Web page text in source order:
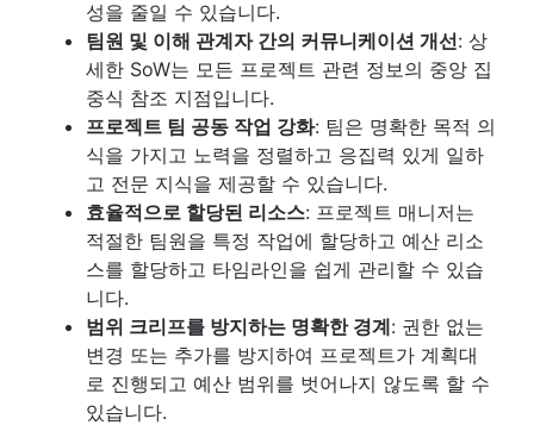
성을 줄일 수 있습니다.
팀원 및 이해 관계자 간의 커뮤니케이션 개선: 상
세한 SoW는 모든 프로젝트 관련 정보의 중앙 집
중식 참조 지점입니다.
프로젝트 팀 공동 작업 강화: 팀은 명확한 목적 의
식을 가지고 노력을 정렬하고 응집력 있게 일하
고 전문 지식을 제공할 수 있습니다.
효율적으로 할당된 리소스: 프로젝트 매니저는
적절한 팀원을 특정 작업에 할당하고 예산 리소
스를 할당하고 타임라인을 쉽게 관리할 수 있습
니다.
범위 크리프를 방지하는 명확한 경계: 권한 없는
변경 또는 추가를 방지하여 프로젝트가 계획대
로 진행되고 예산 범위를 벗어나지 않도록 할 수
있습니다.